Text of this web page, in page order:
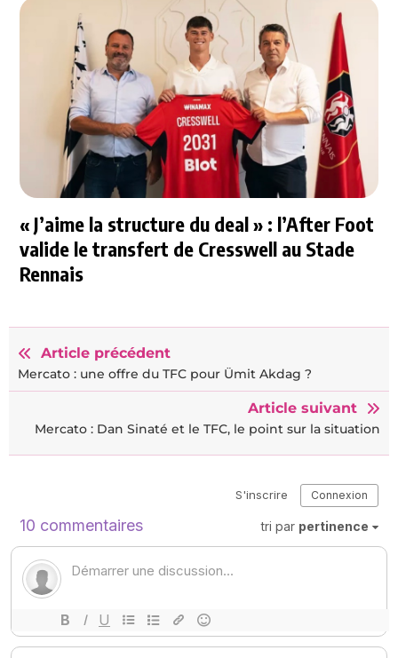
« J’aime la structure du deal » : l’After Foot
valide le transfert de Cresswell au Stade
Rennais
Article précédent
Mercato : une offre du TFC pour Ümit Akdag ?
Article suivant
Mercato : Dan Sinaté et le TFC, le point sur la situation